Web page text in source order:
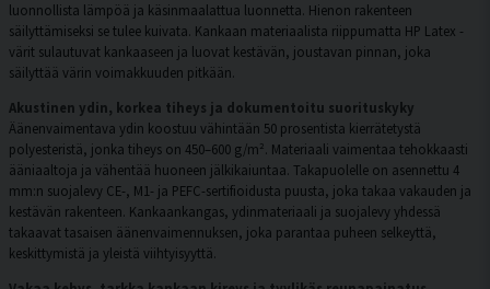
luonnollista lämpöä ja käsinmaalattua luonnetta. Hienon rakenteen
säilyttämiseksi se tulee kuivata. Kankaan materiaalista riippumatta HP Latex -
värit sulautuvat kankaaseen ja luovat kestävän, joustavan pinnan, joka
säilyttää värin voimakkuuden pitkään.
Akustinen ydin, korkea tiheys ja dokumentoitu suorituskyky
Äänenvaimentava ydin koostuu vähintään 50 prosentista kierrätetystä
polyesteristä, jonka tiheys on 450–600 g/m². Materiaali vaimentaa tehokkaasti
ääniaaltoja ja vähentää huoneen jälkikaiuntaa. Takapuolelle on asennettu 4
mm:n suojalevy CE-, M1- ja PEFC-sertifioidusta puusta, joka takaa vakauden ja
kestävän rakenteen. Kankaankangas, ydinmateriaali ja suojalevy yhdessä
takaavat tasaisen äänenvaimennuksen, joka parantaa puheen selkeyttä,
keskittymistä ja yleistä viihtyisyyttä.